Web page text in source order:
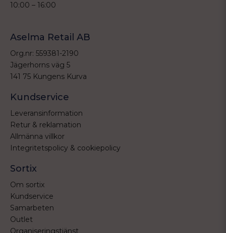
10:00 – 16:00
Aselma Retail AB
Org.nr: 559381-2190
Jägerhorns väg 5
141 75 Kungens Kurva
Kundservice
Leveransinformation
Retur & reklamation
Allmänna villkor
Integritetspolicy & cookiepolicy
Sortix
Om sortix
Kundservice
Samarbeten
Outlet
Organiseringstjänst